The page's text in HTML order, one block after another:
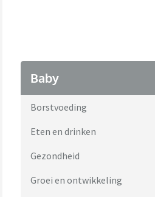
Baby
Borstvoeding
Eten en drinken
Gezondheid
Groei en ontwikkeling